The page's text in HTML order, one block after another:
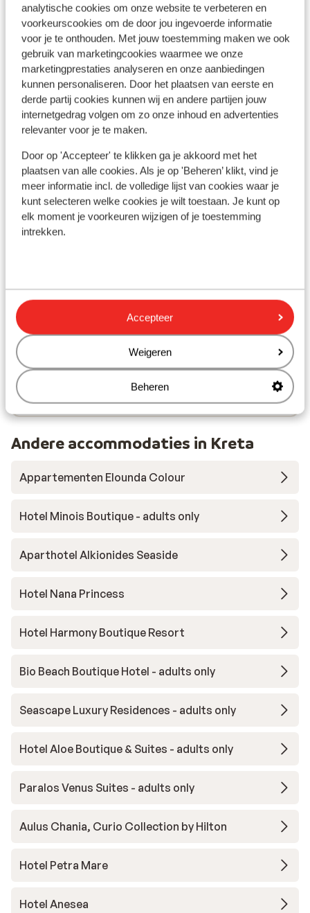
analytische cookies om onze website te verbeteren en
voorkeurscookies om de door jou ingevoerde informatie
voor je te onthouden. Met jouw toestemming maken we ook
gebruik van marketingcookies waarmee we onze
marketingprestaties analyseren en onze aanbiedingen
kunnen personaliseren. Door het plaatsen van eerste en
derde partij cookies kunnen wij en andere partijen jouw
internetgedrag volgen om zo onze inhoud en advertenties
relevanter voor je te maken.
Door op 'Accepteer' te klikken ga je akkoord met het
plaatsen van alle cookies. Als je op 'Beheren’ klikt, vind je
meer informatie incl. de volledige lijst van cookies waar je
kunt selecteren welke cookies je wilt toestaan. Je kunt op
elk moment je voorkeuren wijzigen of je toestemming
intrekken.
Accepteer
Weigeren
Beheren
Bekijk op kaart
In de buurt
Strand: 80 m
Centrum: 2500 m
Aan zee (geen strand)
Luchthaven: 25 km
Bushalte: 10 m
Restaurant: 80 m
Afstand tot dichtstbijzijnde arts circa 2,5
Ziekenhuis: 25 km
Aan een licht hellende weg
Andere accommodaties in Kreta
Appartementen Elounda Colour
Hotel Minois Boutique - adults only
Aparthotel Alkionides Seaside
Hotel Nana Princess
Hotel Harmony Boutique Resort
Bio Beach Boutique Hotel - adults only
Seascape Luxury Residences - adults only
Hotel Aloe Boutique & Suites - adults only
Paralos Venus Suites - adults only
Aulus Chania, Curio Collection by Hilton
Hotel Petra Mare
Hotel Anesea